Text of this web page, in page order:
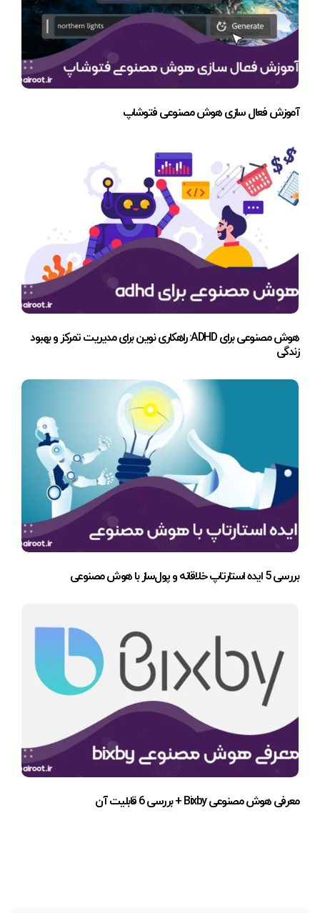
آموزش فعال سازی هوش مصنوعی فتوشاپ
هوش مصنوعی برای ADHD: راهکاری نوین برای مدیریت تمرکز و بهبود
زندگی
بررسی 5 ایده استارتاپ خلاقانه و پول‌ساز با هوش مصنوعی
معرفی هوش مصنوعی Bixby + بررسی 6 قابلیت آن